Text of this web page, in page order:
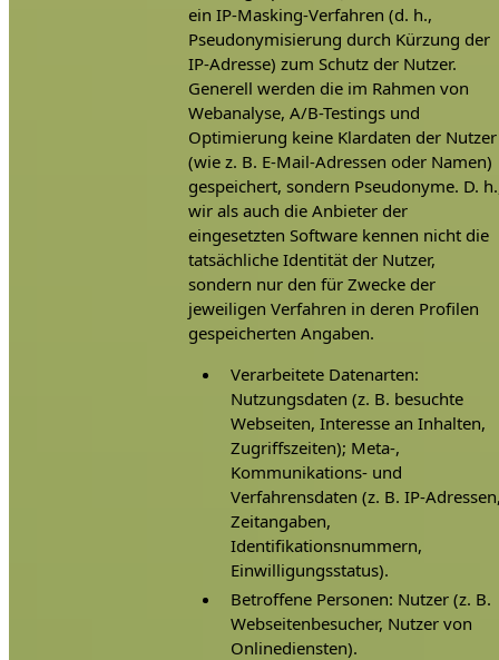
ein IP-Masking-Verfahren (d. h.,
Pseudonymisierung durch Kürzung der
IP-Adresse) zum Schutz der Nutzer.
Generell werden die im Rahmen von
Webanalyse, A/B-Testings und
Optimierung keine Klardaten der Nutzer
(wie z. B. E-Mail-Adressen oder Namen)
gespeichert, sondern Pseudonyme. D.
wir als auch die Anbieter der
eingesetzten Software kennen nicht die
tatsächliche Identität der Nutzer,
sondern nur den für Zwecke der
jeweiligen Verfahren in deren Profilen
gespeicherten Angaben.
Verarbeitete Datenarten:
Nutzungsdaten (z. B. besuchte
Webseiten, Interesse an Inhalten,
Zugriffszeiten); Meta-,
Kommunikations- und
Verfahrensdaten (z. B. IP-
Zeitangaben,
Identifikationsnummern,
Einwilligungsstatus).
Betroffene Personen: Nutzer (z. B.
Webseitenbesucher, Nutzer von
Onlinediensten).